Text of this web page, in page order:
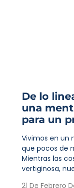
De lo
una
para un
Vivimos en un
que pocos de
Mientras las
vertiginosa,
21 De Febrero